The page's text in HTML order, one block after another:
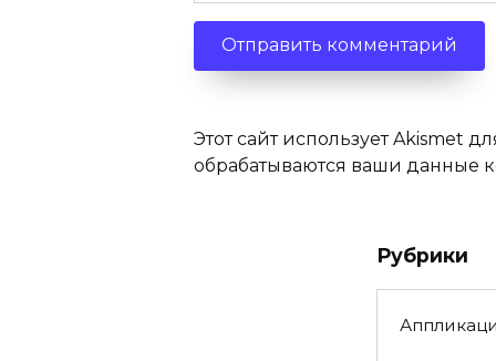
Этот сайт использует Akismet
обрабатываются ваши данные
Рубрики